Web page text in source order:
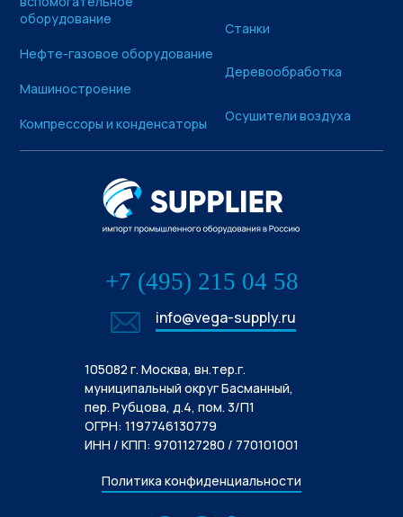
оборудование
Нефте-газовое оборудование
Машиностроение
Компрессоры и конденсаторы
Станки
Деревообработка
Осушители воздуха
+7 (495) 215 04 58
info@vega-supply.ru
105082 г. Москва, вн.тер.г.
муниципальный округ Басманный,
пер. Рубцова, д.4, пом. 3/П1
ОГРН: 1197746130779
ИНН / КПП: 9701127280 / 770101001
Политика конфиденциальности